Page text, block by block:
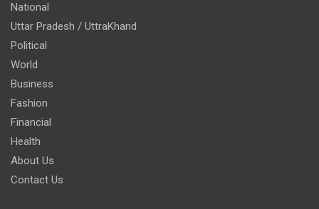
National
Uttar Pradesh / UttraKhand
Political
World
Business
Fashion
Financial
Health
About Us
Contact Us